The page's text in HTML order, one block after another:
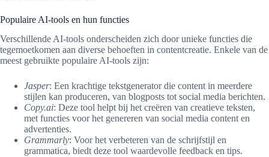
Populaire AI-tools en hun functies
Verschillende AI-tools onderscheiden zich door unieke functies die
tegemoetkomen aan diverse behoeften in contentcreatie. Enkele van de
meest gebruikte populaire AI-tools zijn:
Jasper: Een krachtige tekstgenerator die content in meerdere
stijlen kan produceren, van blogposts tot social media berichten.
Copy.ai: Deze tool helpt bij het creëren van creatieve teksten,
met functies voor het genereren van social media content en
advertenties.
Grammarly: Voor het verbeteren van de schrijfstijl en
grammatica, biedt deze tool waardevolle feedback en tips.